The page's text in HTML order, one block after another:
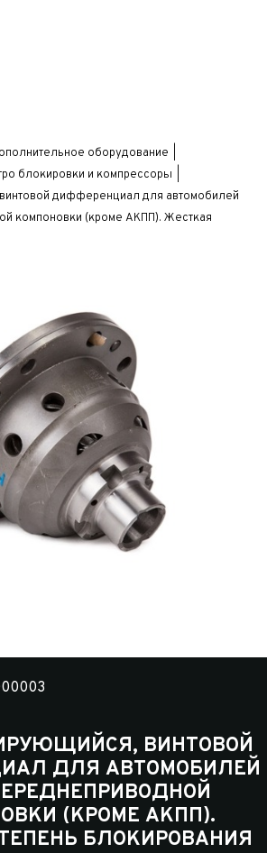
оборудование
блокировки и компрессоры
дифференциал для автомобилей
компоновки (кроме АКПП). Жесткая
ВИНТОВОЙ
ДЛЯ АВТОМОБИЛЕЙ
(КРОМЕ АКПП).
БЛОКИРОВАНИЯ